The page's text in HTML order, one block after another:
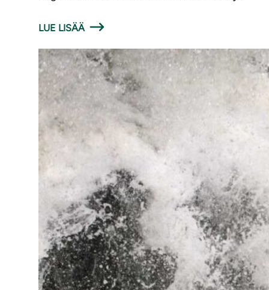
LUE LISÄÄ